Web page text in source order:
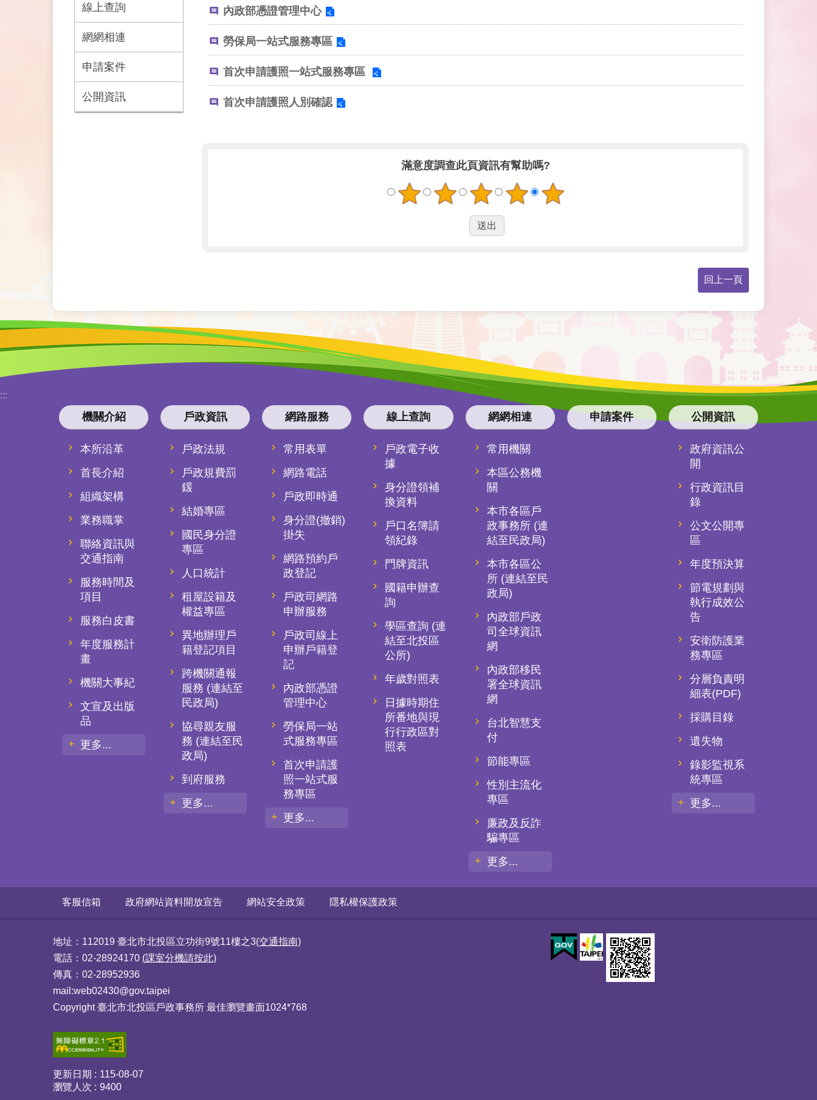
線上查詢
網網相連
申請案件
公開資訊
內政部憑證管理中心
勞保局一站式服務專區
首次申請護照一站式服務專區
首次申請護照人別確認
滿意度調查此頁資訊有幫助嗎?
回上一頁
:::
機關介紹
本所沿革
首長介紹
組織架構
業務職掌
聯絡資訊與
交通指南
服務時間及
項目
服務白皮書
年度服務計
畫
機關大事紀
文宣及出版
品
更多...
戶政資訊
戶政法規
戶政規費罰
鍰
結婚專區
國民身分證
專區
人口統計
租屋設籍及
權益專區
異地辦理戶
籍登記項目
跨機關通報
服務 (連結至
民政局)
協尋親友服
務 (連結至民
政局)
到府服務
更多...
網路服務
常用表單
網路電話
戶政即時通
身分證(撤銷)
掛失
網路預約戶
政登記
戶政司網路
申辦服務
戶政司線上
申辦戶籍登
記
內政部憑證
管理中心
勞保局一站
式服務專區
首次申請護
照一站式服
務專區
更多...
線上查詢
戶政電子收
據
身分證領補
換資料
戶口名簿請
領紀錄
門牌資訊
國籍申辦查
詢
學區查詢 (連
結至北投區
公所)
年歲對照表
日據時期住
所番地與現
行行政區對
照表
網網相連
常用機關
本區公務機
關
本市各區戶
政事務所 (連
結至民政局)
本市各區公
所 (連結至民
政局)
內政部戶政
司全球資訊
網
內政部移民
署全球資訊
網
台北智慧支
付
節能專區
性別主流化
專區
廉政及反詐
騙專區
更多...
申請案件 公開資訊
政府資訊公
開
行政資訊目
錄
公文公開專
區
年度預決算
節電規劃與
執行成效公
告
安衛防護業
務專區
分層負責明
細表(PDF)
採購目錄
遺失物
錄影監視系
統專區
更多...
客服信箱 政府網站資料開放宣告 網站安全政策 隱私權保護政策
地址：112019 臺北市北投區立功街9號11樓之3(交通指南)
電話：02-28924170 (課室分機請按此)
傳真：02-28952936
mail:web02430@gov.taipei
Copyright 臺北市北投區戶政事務所 最佳瀏覽畫面1024*768
更新日期
115-08-07
瀏覽人次
9400